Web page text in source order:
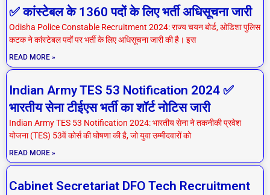
✅ कांस्टेबल के 1360 पदों के लिए भर्ती अधिसूचना जारी
Odisha Police Constable Recruitment 2024: राज्य चयन बोर्ड, ओडिशा पुलिस
कटक ने कांस्टेबल पदों पर भर्ती के लिए अधिसूचना जारी की है। इस
READ MORE »
Indian Army TES 53 Notification 2024 ✅
भारतीय सेना टीईएस भर्ती का शॉर्ट नोटिस जारी
Indian Army TES 53 Notification 2024: भारतीय सेना ने तकनीकी प्रवेश
योजना (TES) 53वें कोर्स की घोषणा की है, जो युवा उम्मीदवारों को
READ MORE »
Cabinet Secretariat DFO Tech Recruitment